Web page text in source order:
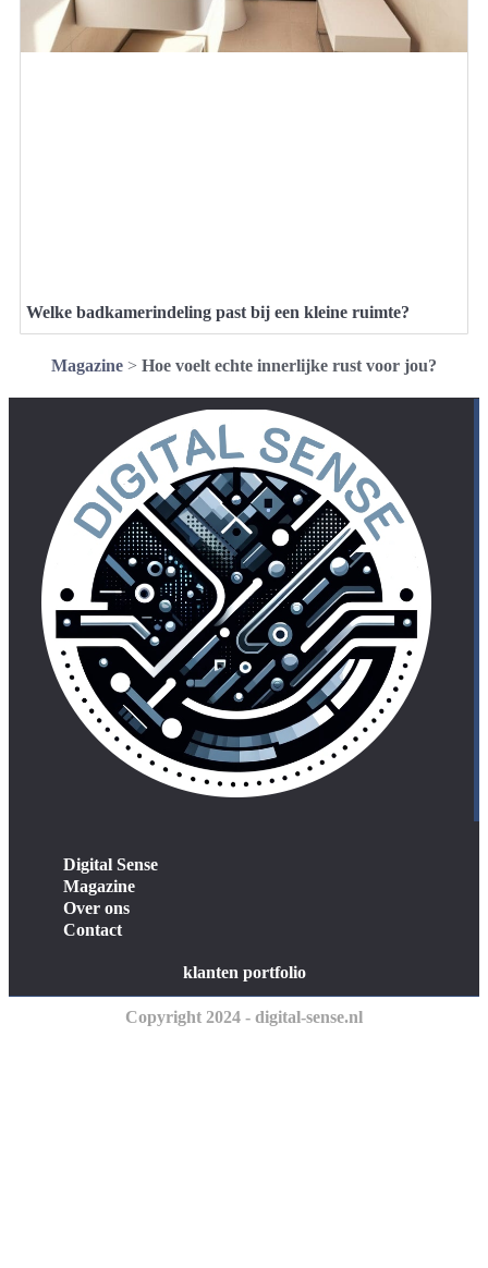
Welke badkamerindeling past bij een kleine ruimte?
Magazine > Hoe voelt echte innerlijke rust voor jou?
Digital Sense
Magazine
Over ons
Contact
klanten portfolio
Copyright 2024 - digital-sense.nl